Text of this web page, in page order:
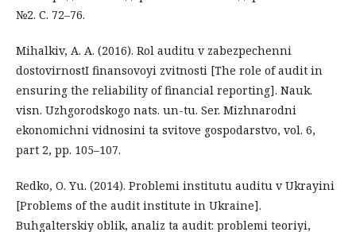
№2. С. 72–76.
Mihalkiv, A. A. (2016). Rol auditu v zabezpechenni
dostovirnostI finansovoyi zvitnosti [The role of audit in
ensuring the reliability of financial reporting]. Nauk.
visn. Uzhgorodskogo nats. un-tu. Ser. Mizhnarodni
ekonomichni vidnosini ta svitove gospodarstvo, vol. 6,
part 2, pp. 105–107.
Redko, O. Yu. (2014). Problemi institutu auditu v Ukrayini
[Problems of the audit institute in Ukraine].
Buhgalterskiy oblik, analiz ta audit: problemi teoriyi,